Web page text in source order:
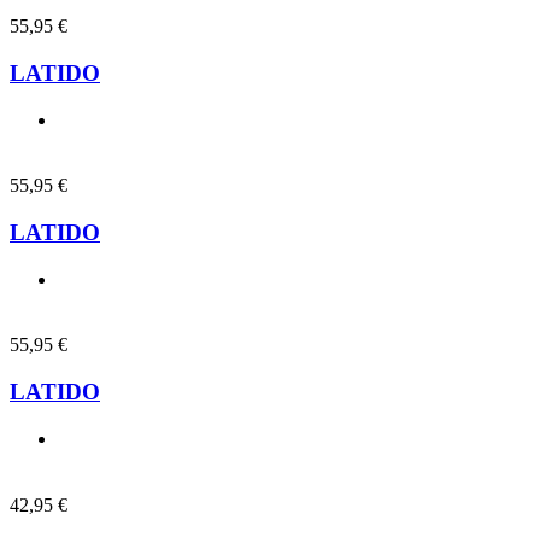
55,95 €
LATIDO
55,95 €
LATIDO
55,95 €
LATIDO
42,95 €